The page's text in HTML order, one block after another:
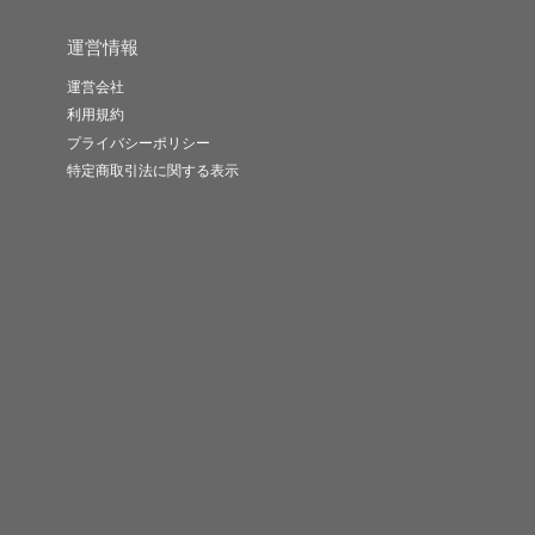
運営情報
運営会社
利用規約
プライバシーポリシー
特定商取引法に関する表示